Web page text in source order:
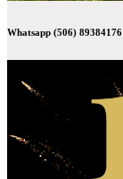
Whatsapp (506) 89384176